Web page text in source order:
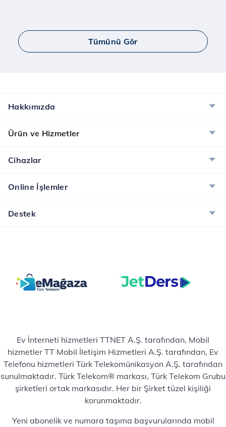
Tümünü Gör
Hakkımızda
Ürün ve Hizmetler
Cihazlar
Online İşlemler
Destek
Ev İnterneti hizmetleri TTNET A.Ş. tarafından, Mobil
hizmetler TT Mobil İletişim Hizmetleri A.Ş. tarafından, Ev
Telefonu hizmetleri Türk Telekomünikasyon A.Ş. tarafından
sunulmaktadır. Türk Telekom® markası, Türk Telekom Grubu
şirketleri ortak markasıdır. Her bir Şirket tüzel kişiliği
korunmaktadır.
Yeni abonelik ve numara taşıma başvurularında mobil